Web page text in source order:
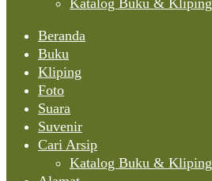
Katalog Buku & Kliping
Beranda
Buku
Kliping
Foto
Suara
Suvenir
Cari Arsip
Katalog Buku & Kliping